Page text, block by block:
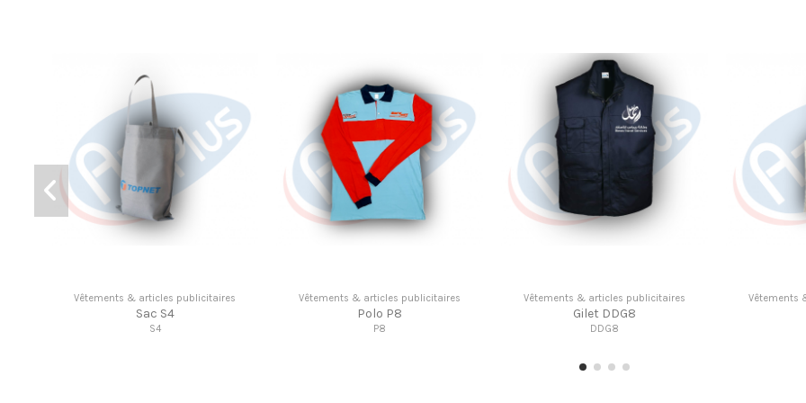
Vêtements & articles publicitaires Vêtements & articles publicitaires
BAVETTE BEBE LHCM14
Vêtements & articles publicitaires
Tablier DT4
Vêtements & articles